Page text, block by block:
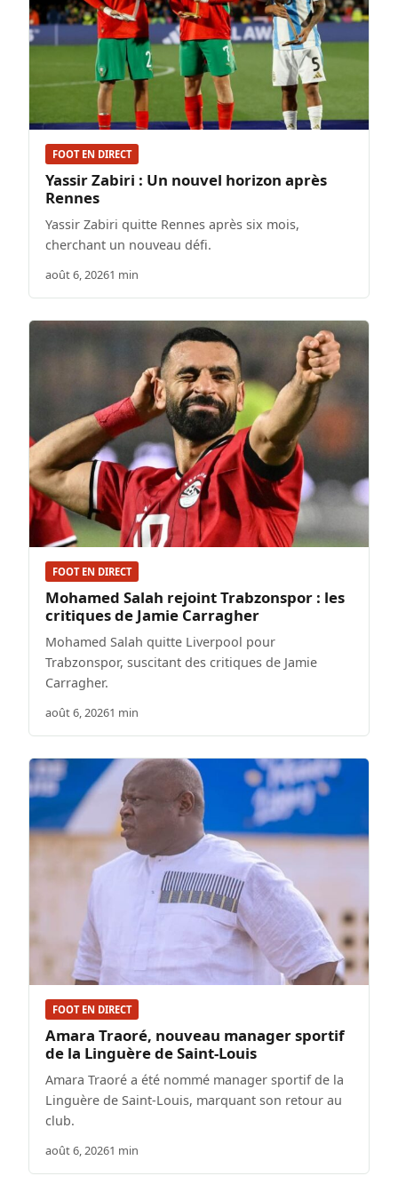
FOOT EN DIRECT
Yassir Zabiri : Un nouvel horizon après
Rennes
Yassir Zabiri quitte Rennes après six mois,
cherchant un nouveau défi.
août 6, 20261 min
FOOT EN DIRECT
Mohamed Salah rejoint Trabzonspor : les
critiques de Jamie Carragher
Mohamed Salah quitte Liverpool pour
Trabzonspor, suscitant des critiques de Jamie
Carragher.
août 6, 20261 min
FOOT EN DIRECT
Amara Traoré, nouveau manager sportif
de la Linguère de Saint-Louis
Amara Traoré a été nommé manager sportif de la
Linguère de Saint-Louis, marquant son retour au
club.
août 6, 20261 min